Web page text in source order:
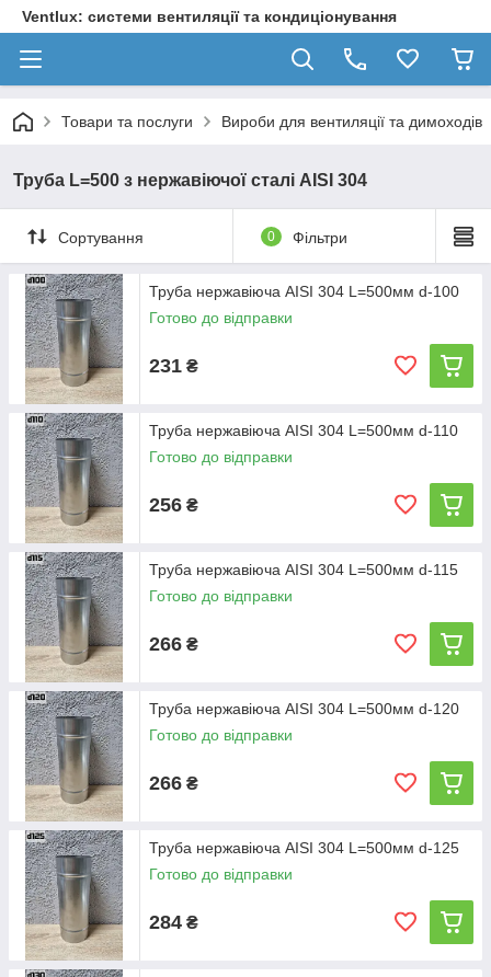
Ventlux: системи вентиляції та кондиціонування
Товари та послуги Вироби для вентиляції та димоходів
Труба L=500 з нержавіючої сталі AISI 304
Сортування 0 Фільтри
Труба нержавіюча AISI 304 L=500мм d-100
Готово до відправки
231 ₴
Труба нержавіюча AISI 304 L=500мм d-110
Готово до відправки
256 ₴
Труба нержавіюча AISI 304 L=500мм d-115
Готово до відправки
266 ₴
Труба нержавіюча AISI 304 L=500мм d-120
Готово до відправки
266 ₴
Труба нержавіюча AISI 304 L=500мм d-125
Готово до відправки
284 ₴